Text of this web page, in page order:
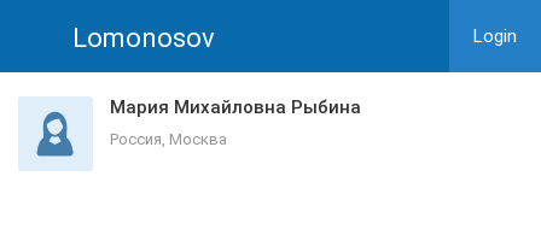
Lomonosov Login
Мария Михайловна Рыбина
Россия, Москва